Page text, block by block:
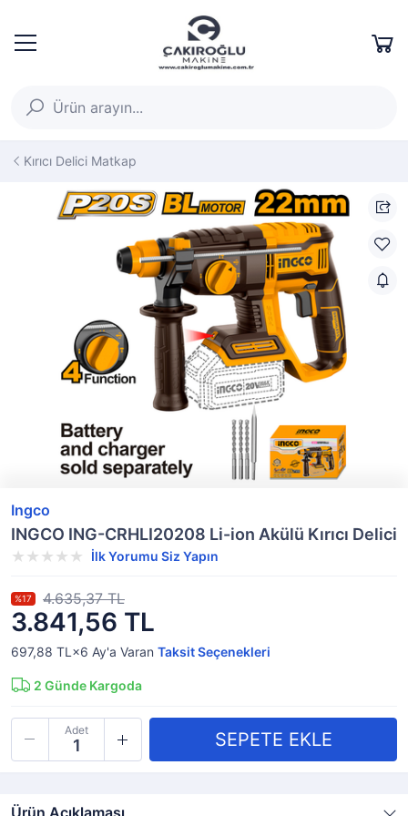
Kırıcı Delici Matkap
Ingco
INGCO ING-CRHLI20208 Li-ion Akülü Kırıcı Delici
İlk Yorumu Siz Yapın
3.841,56 TL
%17 4.635,37 TL
697,88 TL×6 Ay'a Varan Taksit Seçenekleri
2 Günde Kargoda
Adet
Ürün Açıklaması